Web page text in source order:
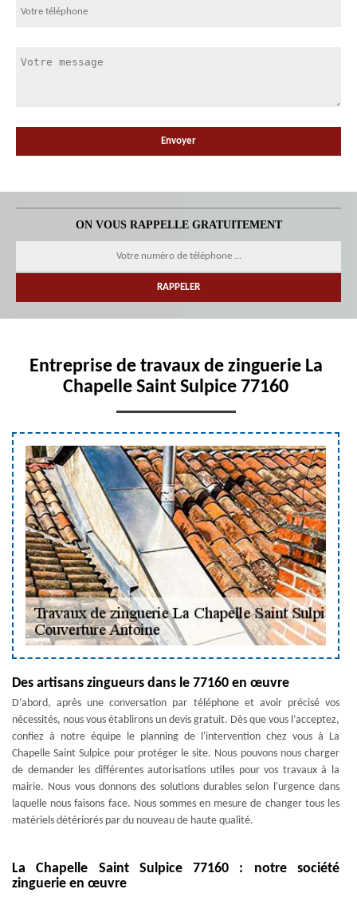
ON VOUS RAPPELLE GRATUITEMENT
Entreprise de travaux de zinguerie La
Chapelle Saint Sulpice 77160
Des artisans zingueurs dans le 77160 en œuvre
D’abord, après une conversation par téléphone et avoir précisé vos
nécessités, nous vous établirons un devis gratuit. Dès que vous l’acceptez,
confiez à notre équipe le planning de l'intervention chez vous à La
Chapelle Saint Sulpice pour protéger le site. Nous pouvons nous charger
de demander les différentes autorisations utiles pour vos travaux à la
mairie. Nous vous donnons des solutions durables selon l'urgence dans
laquelle nous faisons face. Nous sommes en mesure de changer tous les
matériels détériorés par du nouveau de haute qualité.
La Chapelle Saint Sulpice 77160 : notre société
zinguerie en œuvre